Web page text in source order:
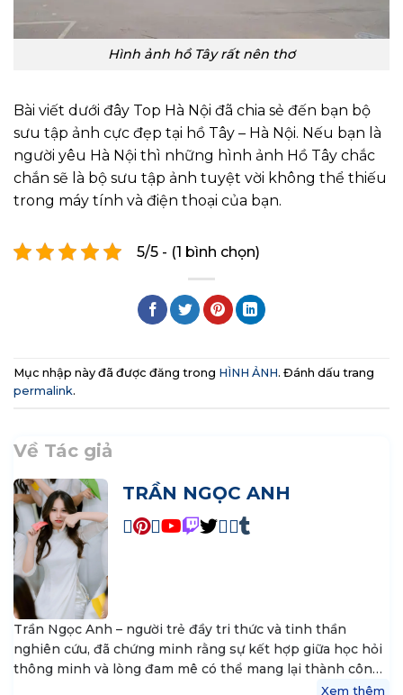
Hình ảnh hồ Tây rất nên thơ
Bài viết dưới đây Top Hà Nội đã chia sẻ đến bạn bộ
sưu tập ảnh cực đẹp tại hồ Tây – Hà Nội. Nếu bạn là
người yêu Hà Nội thì những hình ảnh Hồ Tây chắc
chắn sẽ là bộ sưu tập ảnh tuyệt vời không thể thiếu
trong máy tính và điện thoại của bạn.
5/5 - (1 bình chọn)
Mục nhập này đã được đăng trong HÌNH ẢNH. Đánh dấu trang
permalink.
Về Tác giả
TRẦN NGỌC ANH
Trần Ngọc Anh – người trẻ đầy tri thức và tinh thần
nghiên cứu, đã chứng minh rằng sự kết hợp giữa học hỏi
thông minh và lòng đam mê có thể mang lại thành công
vượt bậc. Cô là nguồn cảm hứng cho những ai theo đuổi
Xem thêm